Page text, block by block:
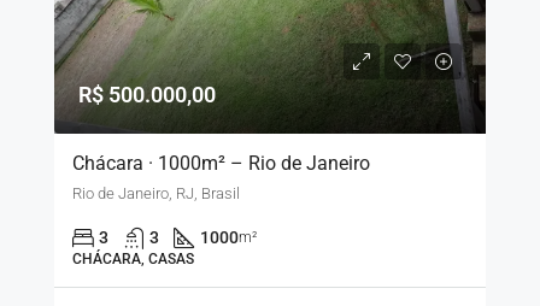
R$ 500.000,00
Chácara · 1000m² – Rio de Janeiro
Rio de Janeiro, RJ, Brasil
3 3 1000m²
CHÁCARA, CASAS